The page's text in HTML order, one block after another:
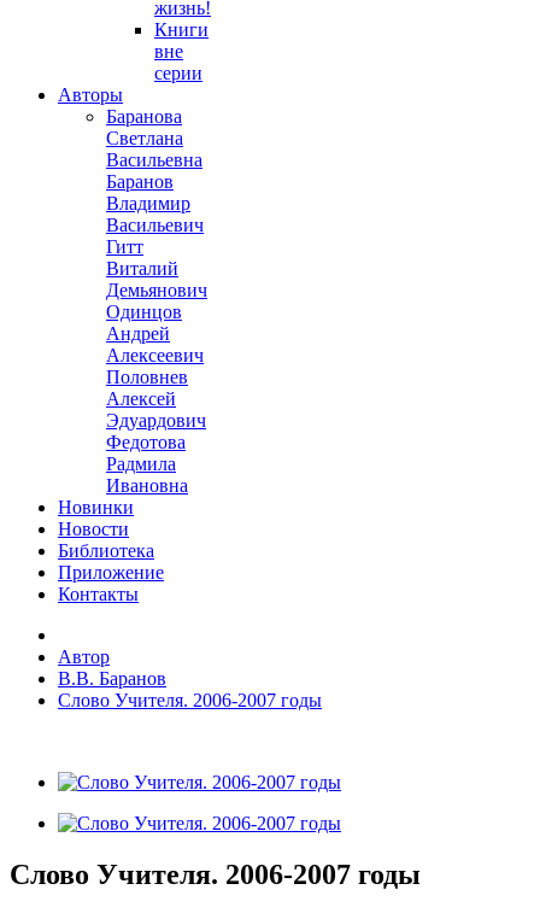
жизнь!
Книги
вне
серии
Авторы
Баранова
Светлана
Васильевна
Баранов
Владимир
Васильевич
Гитт
Виталий
Демьянович
Одинцов
Андрей
Алексеевич
Половнев
Алексей
Эдуардович
Федотова
Радмила
Ивановна
Новинки
Новости
Библиотека
Приложение
Контакты
Автор
В.В. Баранов
Слово Учителя. 2006-2007 годы
Слово Учителя. 2006-2007 годы